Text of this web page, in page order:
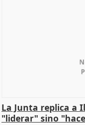
La Junta replica a
"liderar" sino